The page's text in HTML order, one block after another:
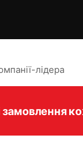
лідера